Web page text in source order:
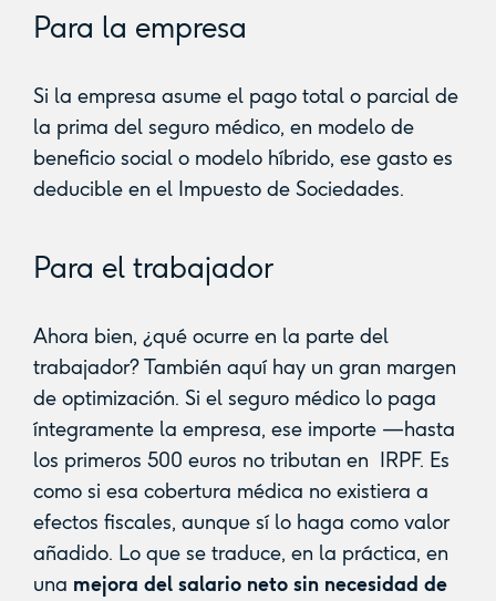
Para la empresa
Si la empresa asume el pago total o parcial de
la prima del seguro médico, en modelo de
beneficio social o modelo híbrido, ese gasto es
deducible en el Impuesto de Sociedades.
Para el trabajador
Ahora bien, ¿qué ocurre en la parte del
trabajador? También aquí hay un gran margen
de optimización. Si el seguro médico lo paga
íntegramente la empresa, ese importe —hasta
los primeros 500 euros no tributan en IRPF. Es
como si esa cobertura médica no existiera a
efectos fiscales, aunque sí lo haga como valor
añadido. Lo que se traduce, en la práctica, en
una mejora del salario neto sin necesidad de